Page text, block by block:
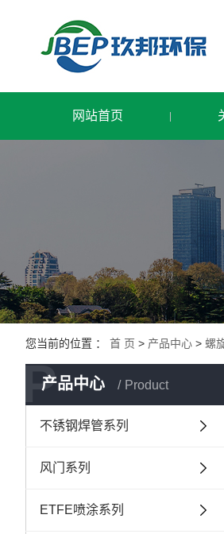
网站首页
您当前的位置 ： 首 页 > 产品中心 > 螺
产品中心 Product
P
不锈钢焊管系列
风门系列
ETFE喷涂系列